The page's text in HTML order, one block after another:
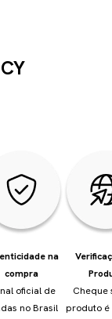
na
compra
oficial de
no Brasil
Cheque
produto é